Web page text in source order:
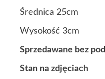
Średnica 25cm
Wysokość 3cm
Sprzedawane bez
Stan na zdjęciach